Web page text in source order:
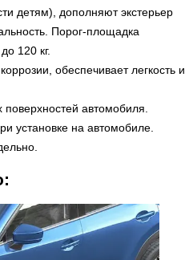
детям), дополняют экстерьер
Порог-площадка
120 кг.
обеспечивает легкость и
автомобиля.
установке на автомобиле.